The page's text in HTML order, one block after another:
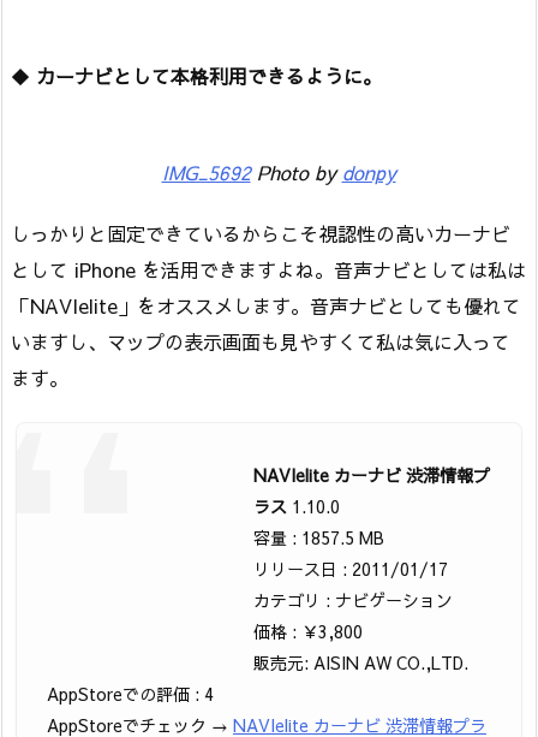
◆ カーナビとして本格利用できるように。
IMG_5692Photo bydonpy
しっかりと固定できているからこそ視認性の高いカーナビ
として iPhone を活用できますよね。音声ナビとしては私は
「NAVIelite」をオススメします。音声ナビとしても優れて
いますし、マップの表示画面も見やすくて私は気に入って
ます。
NAVIelite カーナビ 渋滞情報プ
ラス 1.10.0
容量 : 1857.5 MB
リリース日 : 2011/01/17
カテゴリ : ナビゲーション
価格 : ￥3,800
販売元: AISIN AW CO.,LTD.
AppStoreでの評価 : 4
AppStoreでチェック → NAVIelite カーナビ 渋滞情報プラ